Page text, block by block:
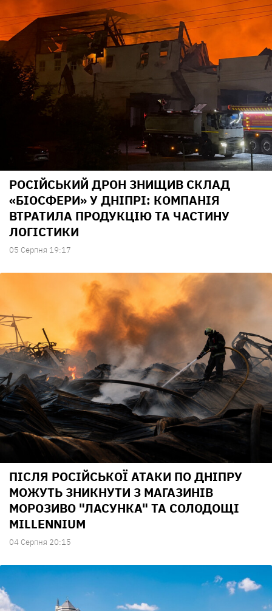
РОСІЙСЬКИЙ ДРОН ЗНИЩИВ СКЛАД
«БІОСФЕРИ» У ДНІПРІ: КОМПАНІЯ
ВТРАТИЛА ПРОДУКЦІЮ ТА ЧАСТИНУ
ЛОГІСТИКИ
05 Серпня 19:17
ПІСЛЯ РОСІЙСЬКОЇ АТАКИ ПО ДНІПРУ
МОЖУТЬ ЗНИКНУТИ З МАГАЗИНІВ
МОРОЗИВО "ЛАСУНКА" ТА СОЛОДОЩІ
MILLENNIUM
04 Серпня 20:15